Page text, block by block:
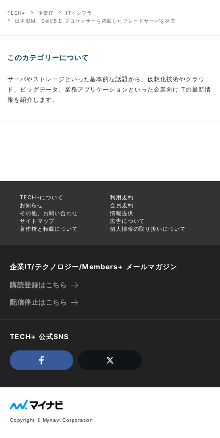
TECH+ 企業IT
ITインフラ
日本IBM、Cell/B.E.プロセッサーを搭載したブレードサーバを発表
このカテゴリーについて
サーバやストレージといった基本的な話題から、仮想化技術やクラウ
ド、ビッグデータ、業務アプリケーションといった企業向けITの最新情
報を紹介します。
TECH+について
利用規約
お知らせ
会員規約
その他、お問い合わせ
情報提供
サイトマップ
広告について
著作権と転載について
個人情報の取り扱いについて
企業IT/テクノロジー/Members+ メールマガジン
購読登録はこちら
配信停止はこちら
TECH+ 公式SNS
Copyright © Mynavi Corporation